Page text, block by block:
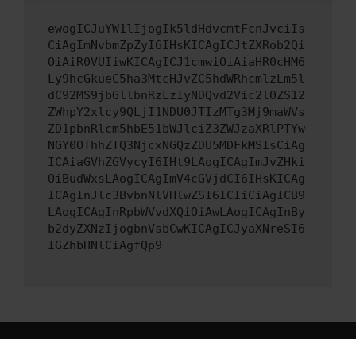
ewogICJuYW1lIjogIk5ldHdvcmtFcnJvciIs
CiAgImNvbmZpZyI6IHsKICAgICJtZXRob2Qi
OiAiR0VUIiwKICAgICJ1cmwiOiAiaHR0cHM6
Ly9hcGkueC5ha3MtcHJvZC5hdWRhcmlzLm5l
dC92MS9jbGllbnRzLzIyNDQvd2Vic2l0ZS12
ZWhpY2xlcy9QLjI1NDU0JTIzMTg3Mj9maWVs
ZD1pbnRlcm5hbE51bWJlciZ3ZWJzaXRlPTYw
NGY0OThhZTQ3NjcxNGQzZDU5MDFkMSIsCiAg
ICAiaGVhZGVycyI6IHt9LAogICAgImJvZHki
OiBudWxsLAogICAgImV4cGVjdCI6IHsKICAg
ICAgInJlc3BvbnNlVHlwZSI6ICIiCiAgICB9
LAogICAgInRpbWVvdXQiOiAwLAogICAgInBy
b2dyZXNzIjogbnVsbCwKICAgICJyaXNreSI6
IGZhbHNlCiAgfQp9